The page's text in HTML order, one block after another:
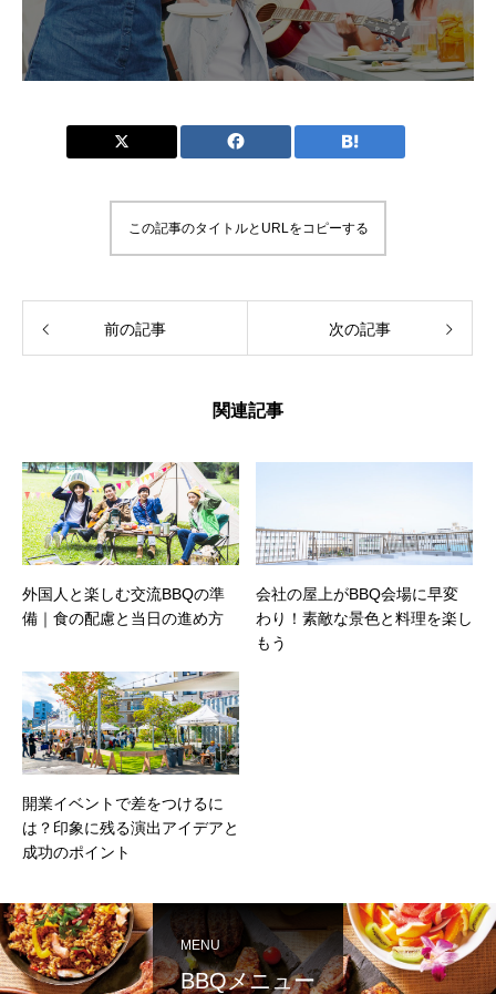
この記事のタイトルとURLをコピーする
前の記事 次の記事
関連記事
外国人と楽しむ交流BBQの準
備｜食の配慮と当日の進め方
会社の屋上がBBQ会場に早変
わり！素敵な景色と料理を楽し
もう
開業イベントで差をつけるに
は？印象に残る演出アイデアと
成功のポイント
MENU
BBQメニュー